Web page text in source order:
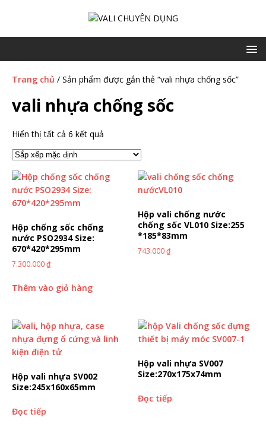
Trang chủ / Sản phẩm được gắn thẻ “vali nhựa chống sốc”
vali nhựa chống sốc
Hiển thị tất cả 6 kết quả
Hộp chống sốc chống
nước PSO2934 Size:
670*420*295mm
7.300.000₫
Thêm vào giỏ hàng
Hộp vali chống nước
chống sốc VL010 Size:255
*185*83mm
743.000₫
Hộp vali nhựa SV002
Size:245x160x65mm
Đọc tiếp
Hộp vali nhựa SV007
Size:270x175x74mm
Đọc tiếp